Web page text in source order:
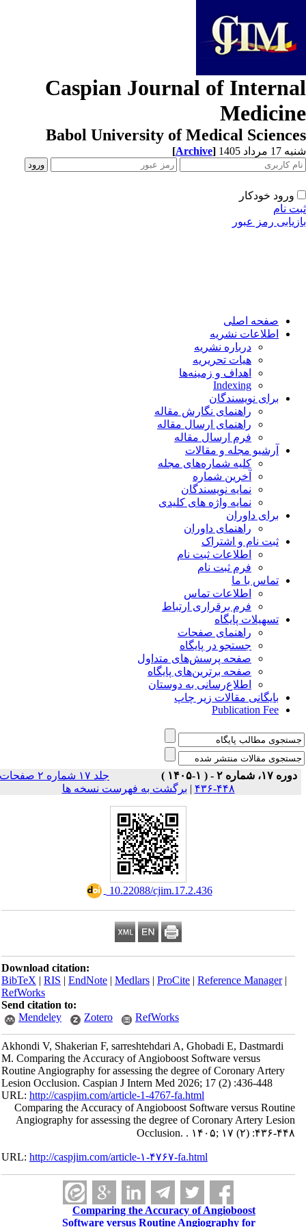
Caspian Journal of
Babol University of Medical
مرداد 1405 [Archive]
ورود خودکار
نام
رمز عبور
صفحه اصلی
اطلاعات نشریه
درباره نشریه
هیات تحریریه
اهداف و زمینه‌ها
Indexing
برای نویسندگان
راهنمای نگارش مقاله
راهنمای ارسال مقاله
فرم ارسال مقاله
آرشیو مجله و مقالات
کلیه شماره‌های مجله
آخرین شماره
نمایه نویسندگان
نمایه واژه های کلیدی
برای داوران
راهنمای داوران
ثبت نام و اشتراک
اطلاعات ثبت نام
فرم ثبت نام
تماس با ما
اطلاعات تماس
فرم برقراری ارتباط
تسهیلات پایگاه
راهنمای صفحات
جستجو در پایگاه
صفحه پرسش‌های متداول
صفحه برترین‌های پایگاه
اطلاع‌رسانی به دوستان
بایگانی مقالات زیر چاپ
Publication Fee
دوره ۱۷، شماره ۲ - ( ۱-۱۴۰۵ )
جلد ۱۷ شماره ۲ صفحات
۴۴۸-۴۳۶
|برگشت به فهرست نسخه ها
‎ 10.22088/cjim.17.2.436
Download citation:
BibTeX|RIS|EndNote|Medlars|ProCite|Reference Manager
RefWorks
Send citation to:
Mendeley
Zotero RefWorks
Akhondi V, Shakerian F, sarreshtehdari A, Ghobadi E, Dastmardi
M. Comparing the Accuracy of Angioboost Software versus
Routine Angiography for assessing the degree of Coronary Artery
Lesion Occlusion. Caspian J Intern Med 2026; 17 (2) :436-448
URL:http://caspjim.com/article-1-4767-fa.html
Comparing the Accuracy of Angioboost Software versus Routine
Angiography for assessing the degree of Coronary Artery Lesion
Occlusion. . ۱۴۰۵; ۱۷ (۲) :۴۳۶-۴۴۸
URL:http://caspjim.com/article-۱-۴۷۶۷-fa.html
Comparing the Accuracy of Angioboost
Software versus Routine Angiography for